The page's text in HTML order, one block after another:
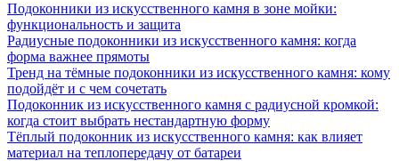
Подоконники из искусственного камня в зоне мойки:
функциональность и защита
Радиусные подоконники из искусственного камня: когда
форма важнее прямоты
Тренд на тёмные подоконники из искусственного камня: кому
подойдёт и с чем сочетать
Подоконник из искусственного камня с радиусной кромкой:
когда стоит выбрать нестандартную форму
Тёплый подоконник из искусственного камня: как влияет
материал на теплопередачу от батареи